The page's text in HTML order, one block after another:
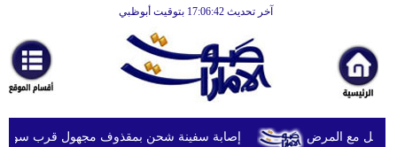
آخر تحديث 17:06:42 بتوقيت أبوظبي
أخبارعاجلة
رياضة
ثقافة
إصابة سفينة شحن بمقذوف مجهول قرب سواحل مع المرض